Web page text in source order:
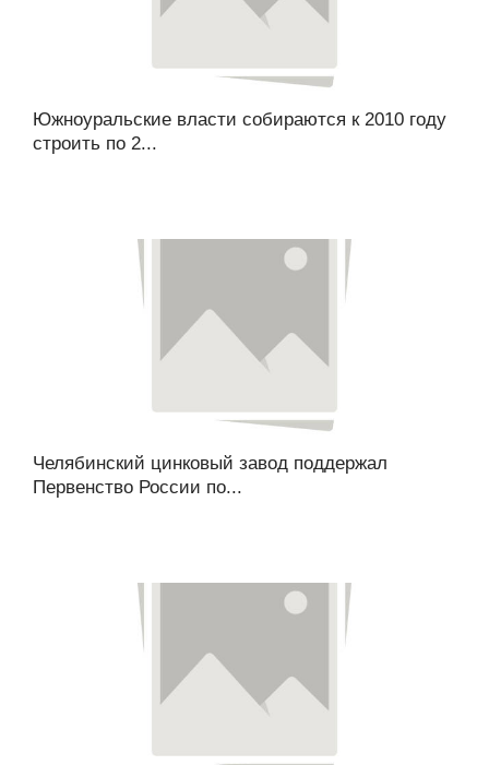
Южноуральские власти собираются к 2010 году
строить по 2...
Челябинский цинковый завод поддержал
Первенство России по...